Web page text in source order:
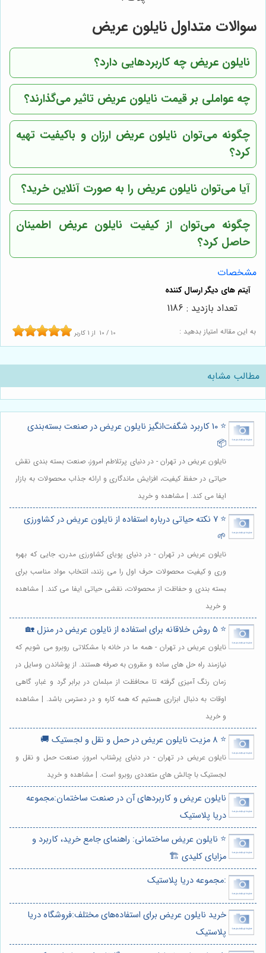
سوالات متداول نایلون عریض
نایلون عریض چه کاربردهایی دارد؟
چه عواملی بر قیمت نایلون عریض تاثیر می‌گذارند؟
چگونه می‌توان نایلون عریض ارزان و باکیفیت تهیه
کرد؟
آیا می‌توان نایلون عریض را به صورت آنلاین خرید؟
چگونه می‌توان از کیفیت نایلون عریض اطمینان
حاصل کرد؟
مشخصات
به این مقاله امتیاز بدهید : 10 / 10 از 1 کاربر
تعداد بازدید : 1186
مطالب مشابه
⭐️ 10 کاربرد شگفت‌انگیز نایلون عریض در صنعت بسته‌بندی
📦
نایلون عریض در تهران - در دنیای پرتلاطم امروز، صنعت بسته بندی نقش
حیاتی در حفظ کیفیت، افزایش ماندگاری و ارائه جذاب محصولات به بازار
ایفا می کند. | مشاهده و خرید
⭐️ 7 نکته حیاتی درباره استفاده از نایلون عریض در کشاورزی
🌱
نایلون عریض در تهران - در دنیای پویای کشاورزی مدرن، جایی که بهره
وری و کیفیت محصولات حرف اول را می زنند، انتخاب مواد مناسب برای
بسته بندی و حفاظت از محصولات، نقشی حیاتی ایفا می کند. | مشاهده
و خرید
⭐️ 5 روش خلاقانه برای استفاده از نایلون عریض در منزل 🏡
نایلون عریض در تهران - همه ما در خانه با مشکلاتی روبرو می شویم که
نیازمند راه حل های ساده و مقرون به صرفه هستند. از پوشاندن وسایل در
زمان رنگ آمیزی گرفته تا محافظت از مبلمان در برابر گرد و غبار، گاهی
اوقات به دنبال ابزاری هستیم که همه کاره و در دسترس باشد. | مشاهده
و خرید
⭐️ 8 مزیت نایلون عریض در حمل و نقل و لجستیک 🚚
نایلون عریض در تهران - در دنیای پرشتاب امروز، صنعت حمل و نقل و
لجستیک با چالش های متعددی روبرو است. | مشاهده و خرید
نایلون عریض و کاربردهای آن در صنعت ساختمان:مجموعه
دریا پلاستیک
⭐️ نایلون عریض ساختمانی: راهنمای جامع خرید، کاربرد و
مزایای کلیدی 🏗️
:مجموعه دریا پلاستیک
خرید نایلون عریض برای استفاده‌های مختلف:فروشگاه دریا
پلاستیک